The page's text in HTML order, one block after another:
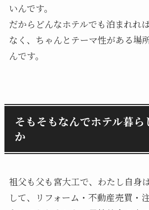
いんです。
だからどんなホテルでも泊まれれ
なく、ちゃんとテーマ性がある場
んです。
そもそもなんでホテル暮ら
か
祖父も父も宮大工で、わたし自身
して、リフォーム・不動産売買・